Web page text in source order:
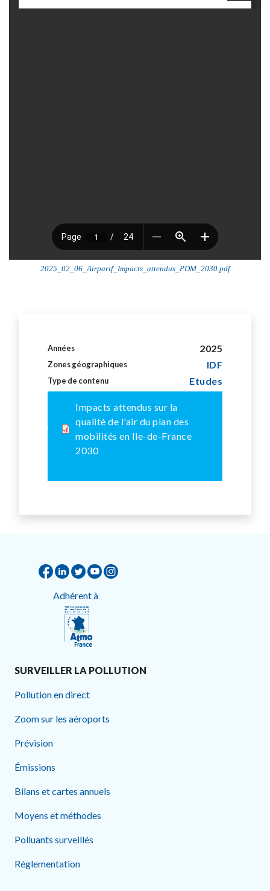
2025_02_06_Airparif_Impacts_attendus_PDM_2030.pdf
Années 2025
Zones géographiques IDF
Type de contenu Etudes
Impacts attendus sur la
qualité de l'air du plan des
mobilités en Ile-de-France
2030
Adhérent à
SURVEILLER LA POLLUTION
Pollution en direct
Zoom sur les aéroports
Prévision
Émissions
Bilans et cartes annuels
Moyens et méthodes
Polluants surveillés
Réglementation